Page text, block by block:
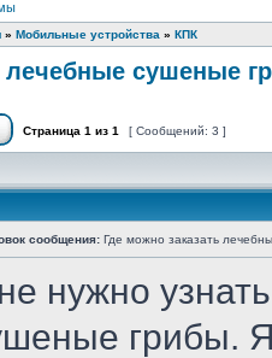
» Мобильные устройства » КПК
лечебные сушеные
Страница 1 из 1 [ Сообщений: 3 ]
сообщения: Где можно заказать
нужно
грибы. Я